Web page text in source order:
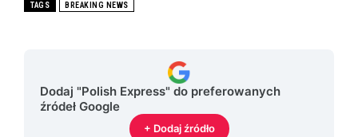
TAGS BREAKING NEWS
Dodaj "Polish Express" do preferowanych
źródeł Google
+ Dodaj źródło